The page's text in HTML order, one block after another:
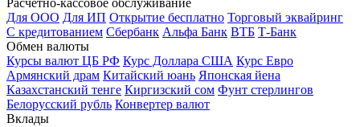
Расчетно-кассовое обслуживание
Для ООО Для ИП Открытие бесплатно Торговый эквайринг
С кредитованием Сбербанк Альфа Банк ВТБ Т-Банк
Обмен валюты
Курсы валют ЦБ РФ Курс Доллара США Курс Евро
Армянский драм Китайский юань Японская йена
Казахстанский тенге Киргизский сом Фунт стерлингов
Белорусский рубль Конвертер валют
Вклады